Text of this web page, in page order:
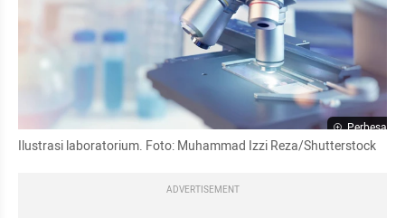
Perbesar
Ilustrasi laboratorium. Foto: Muhammad Izzi Reza/Shutterstock
ADVERTISEMENT